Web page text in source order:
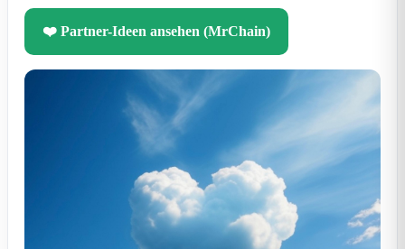
❤️ Partner-Ideen ansehen (MrChain)